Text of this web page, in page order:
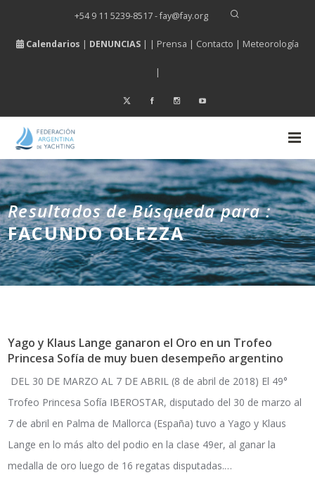
+54 9 11 5239-8517 - fay@fay.org
Calendarios | DENUNCIAS | | Prensa | Contacto | Meteorología
|
Resultados de Búsqueda para :
FACUNDO OLEZZA
Yago y Klaus Lange ganaron el Oro en un Trofeo
Princesa Sofía de muy buen desempeño argentino
DEL 30 DE MARZO AL 7 DE ABRIL (8 de abril de 2018) El 49°
Trofeo Princesa Sofía IBEROSTAR, disputado del 30 de marzo al
7 de abril en Palma de Mallorca (España) tuvo a Yago y Klaus
Lange en lo más alto del podio en la clase 49er, al ganar la
medalla de oro luego de 16 regatas disputadas.…